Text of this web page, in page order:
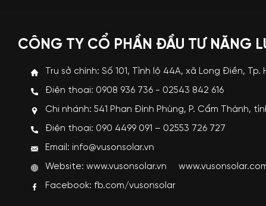
CÔNG TY CỔ PHẦN ĐẦU TƯ NĂNG
Trụ sở chính: Số 101, Tỉnh lộ 44A, xã Long Điền, Tp.
Điện thoại: 0908 936 736 - 02543 842 616
Chi nhánh: 541 Phan Đình Phùng, P. Cẩm Thành,
Điện thoại: 090 4499 091 – 02553 726 727
Email: info@vusonsolar.vn
Website: www.vusonsolar.vn
Facebook: fb.com/vusonsolar